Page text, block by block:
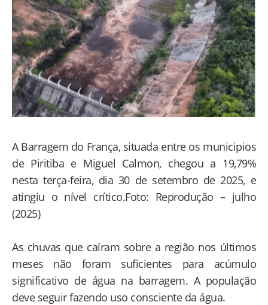
A Barragem do França, situada entre os municipios
de Piritiba e Miguel Calmon, chegou a 19,79%
nesta terça-feira, dia 30 de setembro de 2025, e
atingiu o nível crítico.Foto: Reprodução – julho
(2025)
As chuvas que caíram sobre a região nos últimos
meses não foram suficientes para acúmulo
significativo de água na barragem. A população
deve seguir fazendo uso consciente da água.